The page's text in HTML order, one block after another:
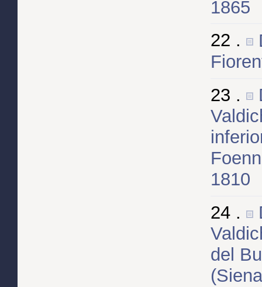
1865
22 .
23 .
1810
24 .
del